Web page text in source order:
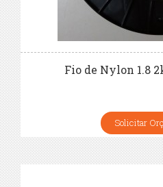
Fio de Nylon 1.8
Solicitar